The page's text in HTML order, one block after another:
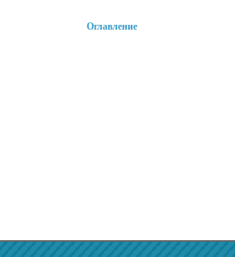
Оглавление